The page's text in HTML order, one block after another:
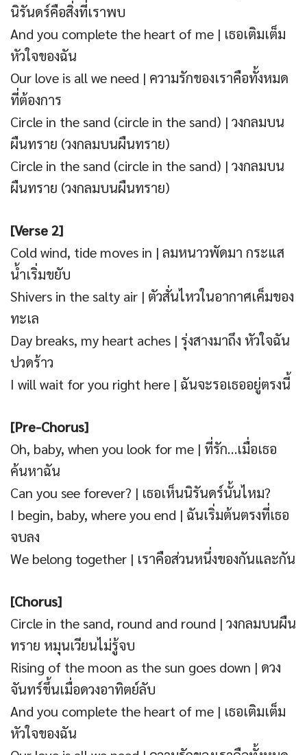
นิรันดร์คือสิ่งที่เราพบ
And you complete the heart of me | เธอเติมเต็ม
หัวใจของฉัน
Our love is all we need | ความรักของเราคือทั้งหมด
ที่ต้องการ
Circle in the sand (circle in the sand) | วงกลมบน
ผืนทราย (วงกลมบนผืนทราย)
Circle in the sand (circle in the sand) | วงกลมบน
ผืนทราย (วงกลมบนผืนทราย)
[Verse 2]
Cold wind, tide moves in | ลมหนาวพัดมา กระแส
น้ำเริ่มขยับ
Shivers in the salty air | ตัวสั่นไหวในอากาศเค็มของ
ทะเล
Day breaks, my heart aches | รุ่งสางมาถึง หัวใจฉัน
ปวดร้าว
I will wait for you right here | ฉันจะรอเธออยู่ตรงนี้
[Pre-Chorus]
Oh, baby, when you look for me | ที่รัก…เมื่อเธอ
ค้นหาฉัน
Can you see forever? | เธอเห็นนิรันดร์นั้นไหม?
I begin, baby, where you end | ฉันเริ่มต้นตรงที่เธอ
จบลง
We belong together | เราคือส่วนหนึ่งของกันและกัน
[Chorus]
Circle in the sand, round and round | วงกลมบนผืน
ทราย หมุนเวียนไม่รู้จบ
Rising of the moon as the sun goes down | ดวง
จันทร์ขึ้นเมื่อดวงอาทิตย์ลับ
And you complete the heart of me | เธอเติมเต็ม
หัวใจของฉัน